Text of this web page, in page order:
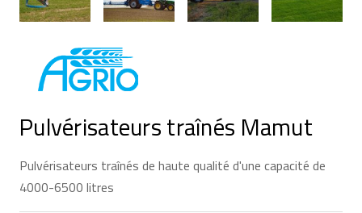
Pulvérisateurs traînés Mamut
Pulvérisateurs traînés de haute qualité d'une capacité de
4000-6500 litres